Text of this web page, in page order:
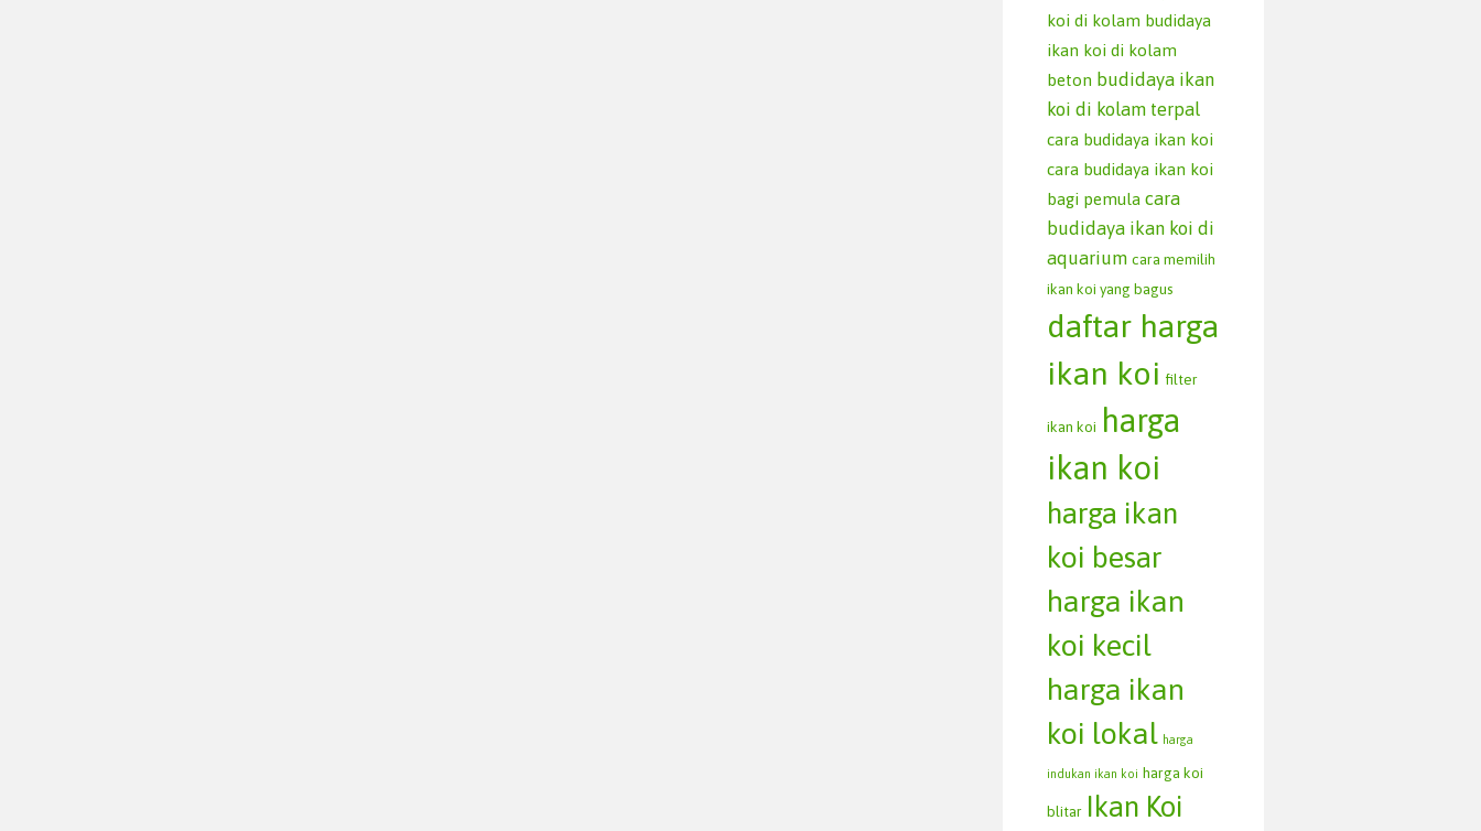
koi di kolam budidaya
ikan koi di kolam
beton budidaya ikan
koi di kolam terpal
cara budidaya ikan koi
cara budidaya ikan koi
bagi pemula cara
budidaya ikan koi di
aquarium cara memilih
ikan koi yang bagus
daftar harga
ikan koi filter
ikan koi
harga
ikan koi
harga ikan
koi besar
harga ikan
koi kecil
harga ikan
koi lokal harga
indukan ikan koi harga koi
blitar Ikan Koi